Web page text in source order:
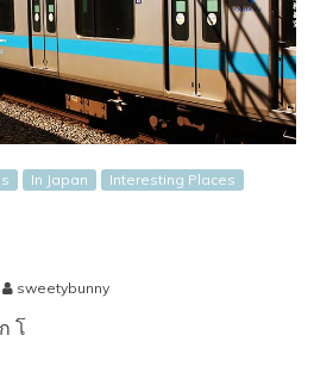
In Japan
Interesting Places
sweetybunny
โ